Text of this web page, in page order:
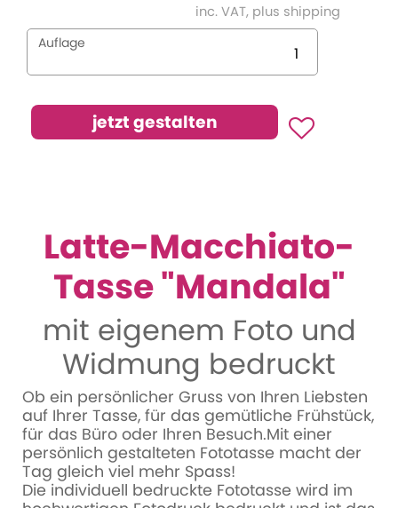
inc. VAT, plus shipping
Auflage
Latte-Macchiato-
Tasse "Mandala"
mit eigenem Foto und
Widmung bedruckt
Ob ein persönlicher Gruss von Ihren Liebsten
auf Ihrer Tasse, für das gemütliche Frühstück,
für das Büro oder Ihren Besuch.Mit einer
persönlich gestalteten Fototasse macht der
Tag gleich viel mehr Spass!
Die individuell bedruckte Fototasse wird im